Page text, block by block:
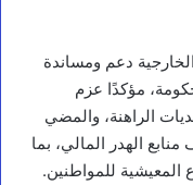
دعم ومساندة
مؤكدًا عزم
الراهنة، والمضي
الهدر المالي، بما
للمواطنين.